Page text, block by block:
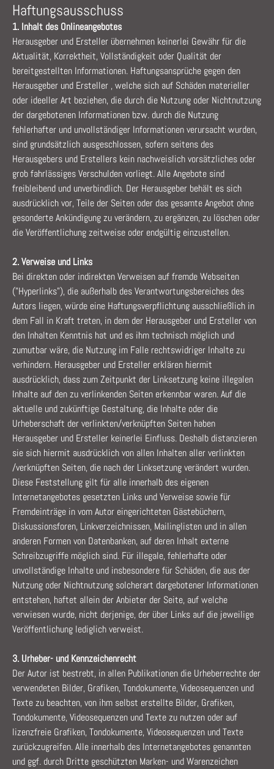
Haftungsausschuss
1. Inhalt des Onlineangebotes
Herausgeber und Ersteller übernehmen keinerlei Gewähr für die
Aktualität, Korrektheit, Vollständigkeit oder Qualität der
bereitgestellten Informationen. Haftungsansprüche gegen den
Herausgeber und Ersteller , welche sich auf Schäden materieller
oder ideeller Art beziehen, die durch die Nutzung oder Nichtnutzung
der dargebotenen Informationen bzw. durch die Nutzung
fehlerhafter und unvollständiger Informationen verursacht wurden,
sind grundsätzlich ausgeschlossen, sofern seitens des
Herausgebers und Erstellers kein nachweislich vorsätzliches oder
grob fahrlässiges Verschulden vorliegt. Alle Angebote sind
freibleibend und unverbindlich. Der Herausgeber behält es sich
ausdrücklich vor, Teile der Seiten oder das gesamte Angebot ohne
gesonderte Ankündigung zu verändern, zu ergänzen, zu löschen oder
die Veröffentlichung zeitweise oder endgültig einzustellen.
2. Verweise und Links
Bei direkten oder indirekten Verweisen auf fremde Webseiten
("Hyperlinks"), die außerhalb des Verantwortungsbereiches des
Autors liegen, würde eine Haftungsverpflichtung ausschließlich in
dem Fall in Kraft treten, in dem der Herausgeber und Ersteller von
den Inhalten Kenntnis hat und es ihm technisch möglich und
zumutbar wäre, die Nutzung im Falle rechtswidriger Inhalte zu
verhindern. Herausgeber und Ersteller erklären hiermit
ausdrücklich, dass zum Zeitpunkt der Linksetzung keine illegalen
Inhalte auf den zu verlinkenden Seiten erkennbar waren. Auf die
aktuelle und zukünftige Gestaltung, die Inhalte oder die
Urheberschaft der verlinkten/verknüpften Seiten haben
Herausgeber und Ersteller keinerlei Einfluss. Deshalb distanzieren
sie sich hiermit ausdrücklich von allen Inhalten aller verlinkten
/verknüpften Seiten, die nach der Linksetzung verändert wurden.
Diese Feststellung gilt für alle innerhalb des eigenen
Internetangebotes gesetzten Links und Verweise sowie für
Fremdeinträge in vom Autor eingerichteten Gästebüchern,
Diskussionsforen, Linkverzeichnissen, Mailinglisten und in allen
anderen Formen von Datenbanken, auf deren Inhalt externe
Schreibzugriffe möglich sind. Für illegale, fehlerhafte oder
unvollständige Inhalte und insbesondere für Schäden, die aus der
Nutzung oder Nichtnutzung solcherart dargebotener Informationen
entstehen, haftet allein der Anbieter der Seite, auf welche
verwiesen wurde, nicht derjenige, der über Links auf die jeweilige
Veröffentlichung lediglich verweist.
3. Urheber- und Kennzeichenrecht
Der Autor ist bestrebt, in allen Publikationen die Urheberrechte der
verwendeten Bilder, Grafiken, Tondokumente, Videosequenzen und
Texte zu beachten, von ihm selbst erstellte Bilder, Grafiken,
Tondokumente, Videosequenzen und Texte zu nutzen oder auf
lizenzfreie Grafiken, Tondokumente, Videosequenzen und Texte
zurückzugreifen. Alle innerhalb des Internetangebotes genannten
und ggf. durch Dritte geschützten Marken- und Warenzeichen